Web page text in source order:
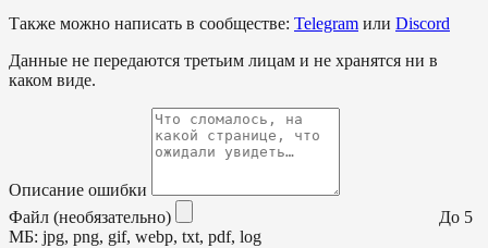
Также можно написать в сообществе: Telegram или Discord
Данные не передаются третьим лицам и не хранятся ни в
каком виде.
Описание ошибки
Файл (необязательно)
До 5
МБ: jpg, png, gif, webp, txt, pdf, log